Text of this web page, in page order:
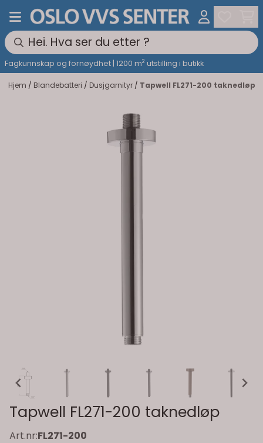
Hopp til innhold
Fagkunnskap og fornøydhet | 1200 m2 utstilling i butikk
Hjem / Blandebatteri / Dusjgarnityr / Tapwell FL271-200 taknedløp
Tapwell FL271-200 taknedløp
Art.nr:FL271-200